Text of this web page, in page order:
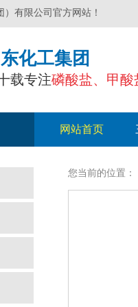
有限公司官方网站！
化工集团
载专注磷酸盐、甲酸
网站首页
您当前的位置：